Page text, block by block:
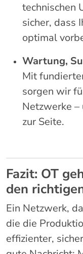
technischen
sicher, dass
optimal
Wartung,
Mit
sorgen wir
Netzwerke
zur Seite.
Fazit: OT
den
Ein Netzwerk,
die die
effizienter,